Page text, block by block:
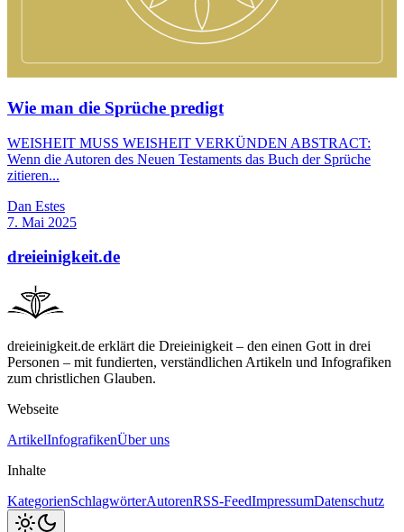
Wie man die Sprüche predigt
WEISHEIT MUSS WEISHEIT VERKÜNDEN ABSTRACT:
Wenn die Autoren des Neuen Testaments das Buch der Sprüche
zitieren...
Dan Estes
7. Mai 2025
dreieinigkeit.de
dreieinigkeit.de erklärt die Dreieinigkeit – den einen Gott in drei
Personen – mit fundierten, verständlichen Artikeln und Infografiken
zum christlichen Glauben.
Webseite
ArtikelInfografikenÜber uns
Inhalte
KategorienSchlagwörterAutorenRSS-FeedImpressumDatenschutz